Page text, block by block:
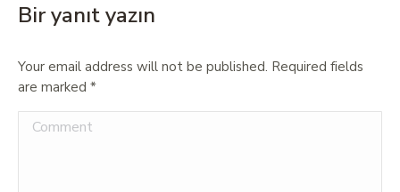
Bir yanıt yazın
Your email address will not be published. Required fields
are marked *
Comment